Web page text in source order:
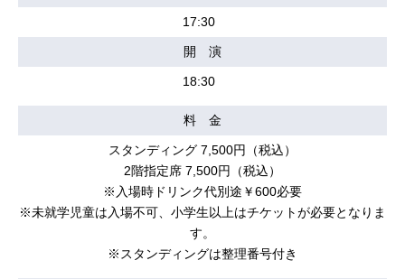
17:30
開 演
18:30
料 金
スタンディング 7,500円（税込）
2階指定席 7,500円（税込）
※入場時ドリンク代別途￥600必要
※未就学児童は入場不可、小学生以上はチケットが必要となりま
す。
※スタンディングは整理番号付き